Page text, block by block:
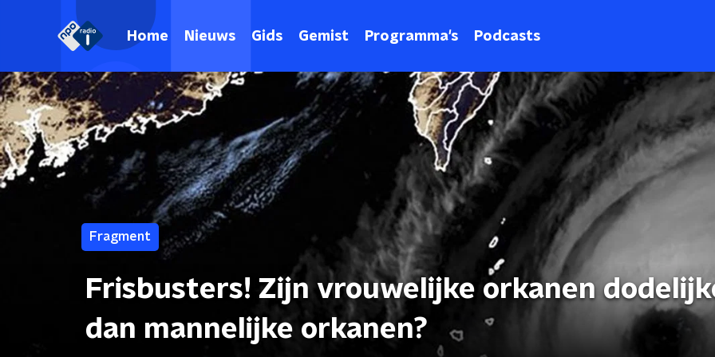
Home Nieuws Gids Gemist Programma's Podcasts
Fragment
Frisbusters! Zijn vrouwelijke orkanen
dan mannelijke orkanen?